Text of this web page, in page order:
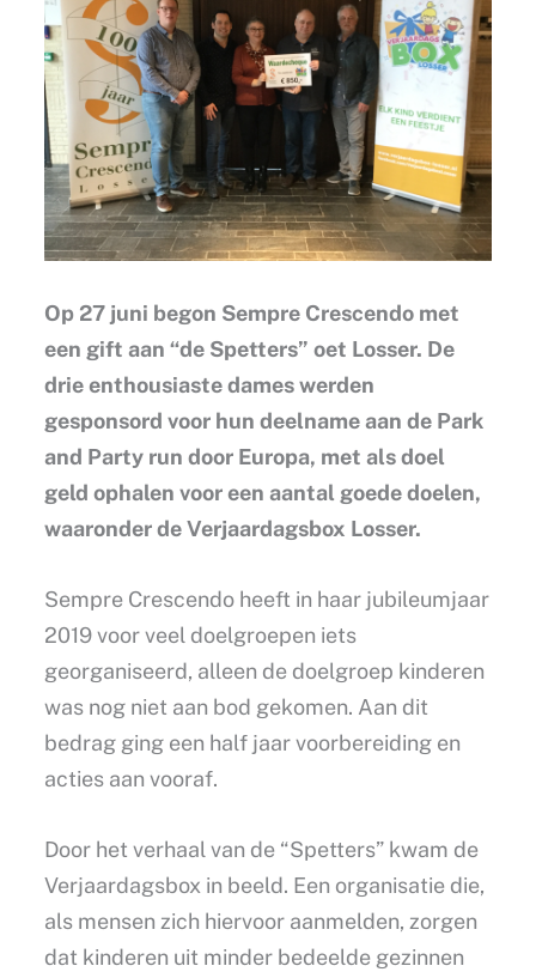
Op 27 juni begon Sempre Crescendo met
een gift aan “de Spetters” oet Losser. De
drie enthousiaste dames werden
gesponsord voor hun deelname aan de Park
and Party run door Europa, met als doel
geld ophalen voor een aantal goede doelen,
waaronder de Verjaardagsbox Losser.
Sempre Crescendo heeft in haar jubileumjaar
2019 voor veel doelgroepen iets
georganiseerd, alleen de doelgroep kinderen
was nog niet aan bod gekomen. Aan dit
bedrag ging een half jaar voorbereiding en
acties aan vooraf.
Door het verhaal van de “Spetters” kwam de
Verjaardagsbox in beeld. Een organisatie die,
als mensen zich hiervoor aanmelden, zorgen
dat kinderen uit minder bedeelde gezinnen